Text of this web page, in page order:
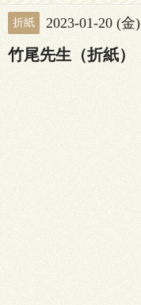
折紙 2023-01-20 (金)
竹尾先生（折紙）